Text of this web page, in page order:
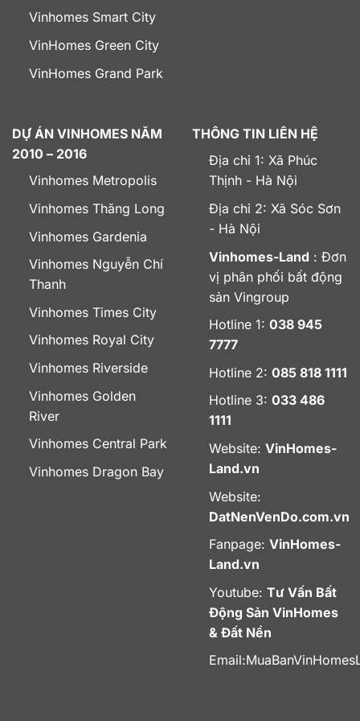
Vinhomes Smart City
VinHomes Green City
VinHomes Grand Park
DỰ ÁN VINHOMES NĂM
2010 – 2016
Vinhomes Metropolis
Vinhomes Thăng Long
Vinhomes Gardenia
Vinhomes Nguyễn Chí
Thanh
Vinhomes Times City
Vinhomes Royal City
Vinhomes Riverside
Vinhomes Golden
River
Vinhomes Central Park
Vinhomes Dragon Bay
THÔNG TIN LIÊN HỆ
Địa chỉ 1: Xã Phúc
Thịnh - Hà Nội
Địa chỉ 2: Xã Sóc Sơn
- Hà Nội
Vinhomes-Land : Đơn
vị phân phối bất động
sản Vingroup
Hotline 1: 038 945
7777
Hotline 2: 085 818 1111
Hotline 3: 033 486
1111
Website: VinHomes-
Land.vn
Website:
DatNenVenDo.com.vn
Fanpage: VinHomes-
Land.vn
Youtube: Tư Vấn Bất
Động Sản VinHomes
& Đất Nền
Email: